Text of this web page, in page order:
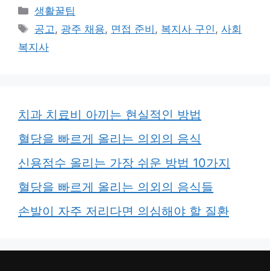
카
테
리
생활꿀팁
태
그
공고, 광주 채용, 면접 준비 , 복지사 구인,사회
복지사
치과 치료비 아끼는 현실적인 방법
혈당을 빠르게 올리는 의외의 음식
신용점수 올리는 가장 쉬운 방법 10가지
혈당을 빠르게 올리는 의외의 음식들
손발이 자주 저리다면 의심해야 할 질환